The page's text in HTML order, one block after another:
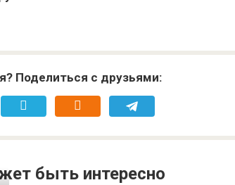
Поделиться с друзьями:
быть интересно